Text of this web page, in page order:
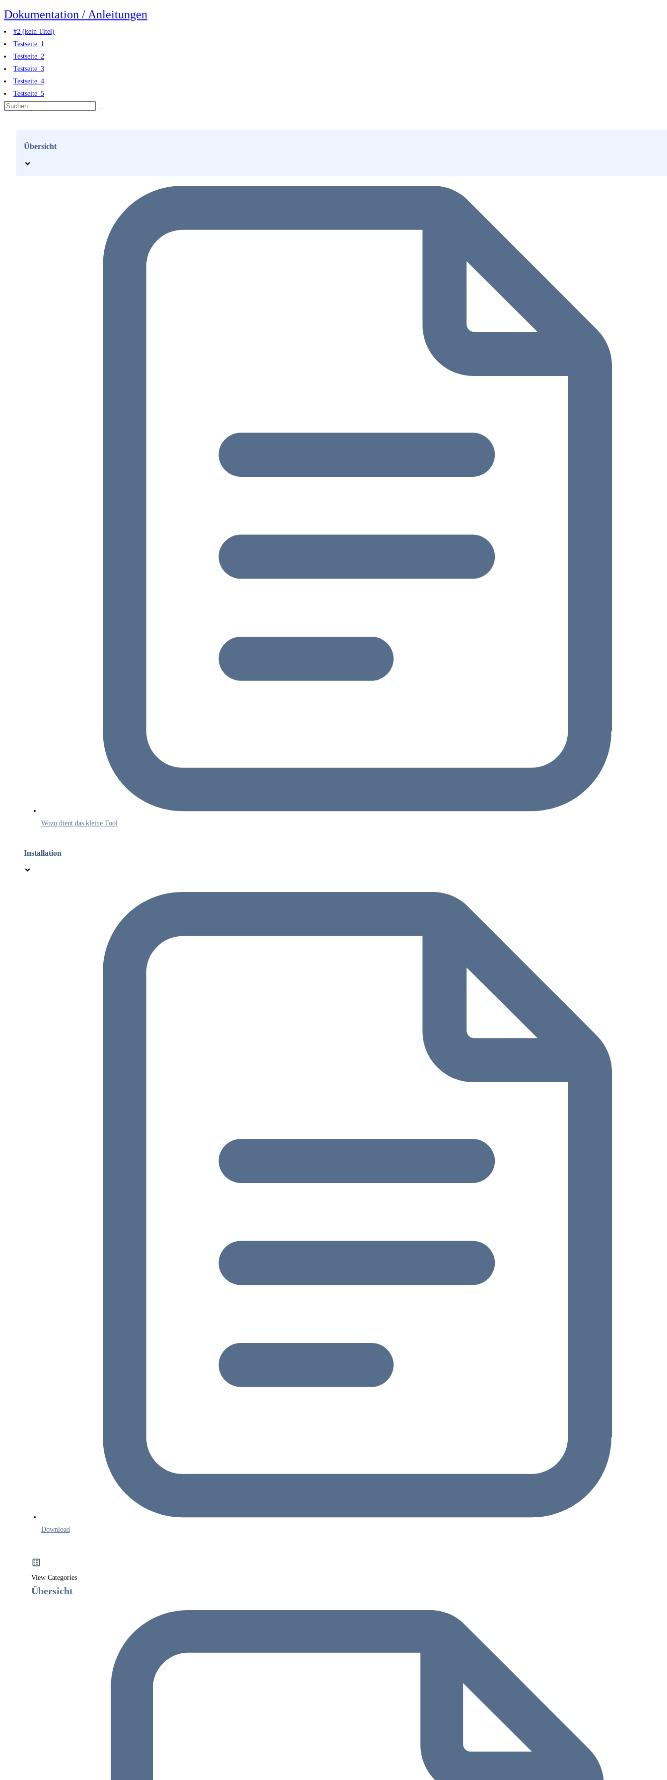
Zum
Inhalt
springen
Dokumentation / Anleitungen
#2 (kein Titel)
Testseite_1
Testseite_2
Testseite_3
Testseite_4
Testseite_5
Übersicht
Wozu dient das kleine Tool
Installation
Download
View Categories
Übersicht